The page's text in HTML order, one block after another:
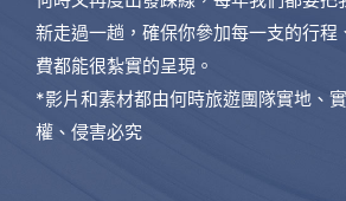
新走過一趟，確保你參加每一支的行程
費都能很紮實的呈現。
*影片和素材都由何時旅遊團隊實地、
權、侵害必究